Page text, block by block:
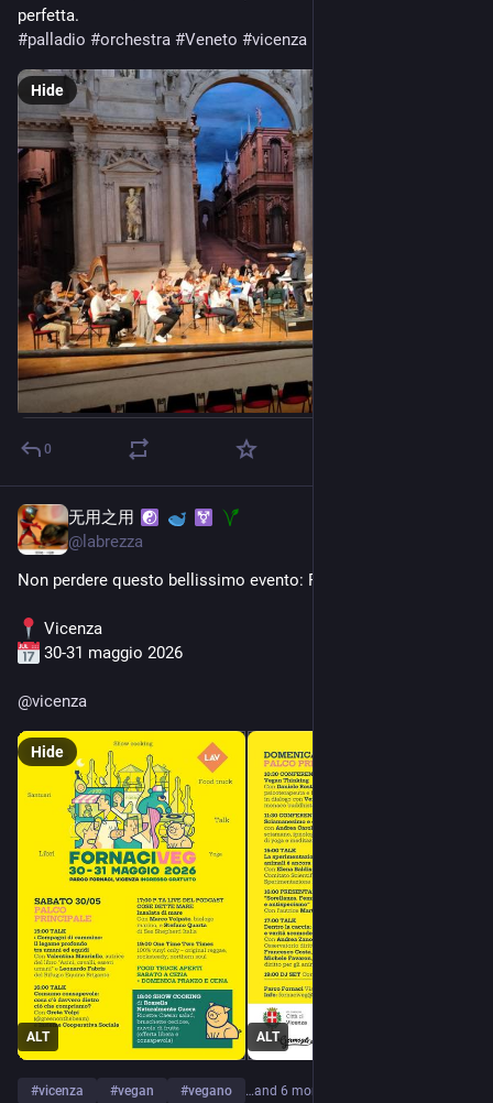
perfetta.
#palladio #orchestra #Veneto #vicenza
Hide
0
无用之用
@ labrezza
Non perdere questo bellissimo evento: Festival Fornaci Veg.
Vicenza
30-31 maggio 2026
@vicenza
ALT ALT
Hide
#vicenza #vegan #vegano …and 6 more